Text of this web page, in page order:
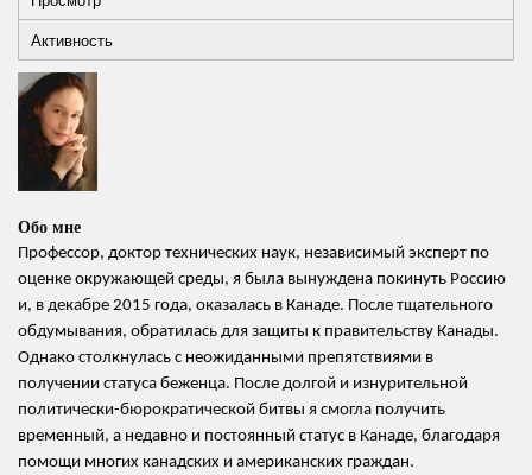
Primary
tabs
вкладка)
Активность
Обо мне
Профессор, доктор технических наук, независимый эксперт по
оценке окружающей среды, я была вынуждена покинуть Россию
и, в декабре 2015 года, оказалась в Канаде. После тщательного
обдумывания, обратилась для защиты к правительству Канады.
Однако столкнулась с неожиданными препятствиями в
получении статуса беженца. После долгой и изнурительной
политически-бюрократической битвы я смогла получить
временный, а недавно и постоянный статус в Канаде, благодаря
помощи многих канадских и американских граждан.